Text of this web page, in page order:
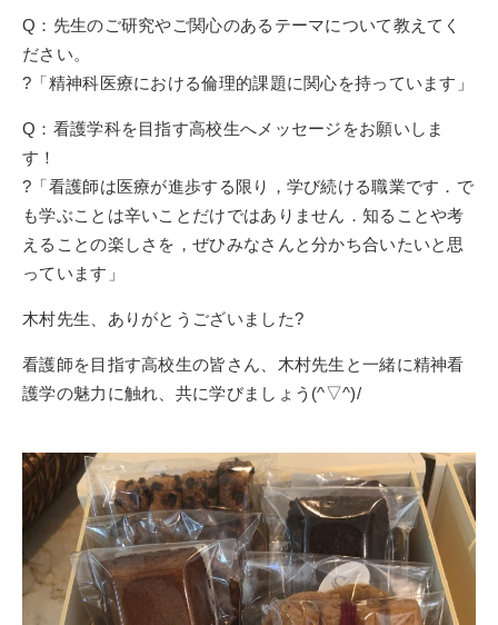
Q：先生のご研究やご関心のあるテーマについて教えてく
ださい。
?「精神科医療における倫理的課題に関心を持っています」
Q：看護学科を目指す高校生へメッセージをお願いしま
す！
?「看護師は医療が進歩する限り，学び続ける職業です．で
も学ぶことは辛いことだけではありません．知ることや考
えることの楽しさを，ぜひみなさんと分かち合いたいと思
っています」
木村先生、ありがとうございました?
看護師を目指す高校生の皆さん、木村先生と一緒に精神看
護学の魅力に触れ、共に学びましょう(^▽^)/